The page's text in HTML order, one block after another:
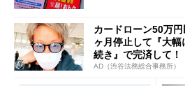
カードローン50万
ヶ月停止して『大
続き』で完済して！
AD（渋谷法務総合事務所）